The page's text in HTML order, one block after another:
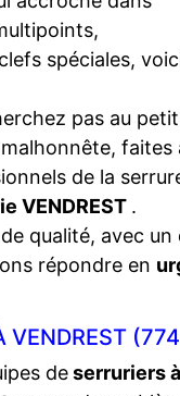
spéciales,
pas au
faites
de la
VENDREST .
qualité, avec un
répondre en
VENDREST
deserruriers